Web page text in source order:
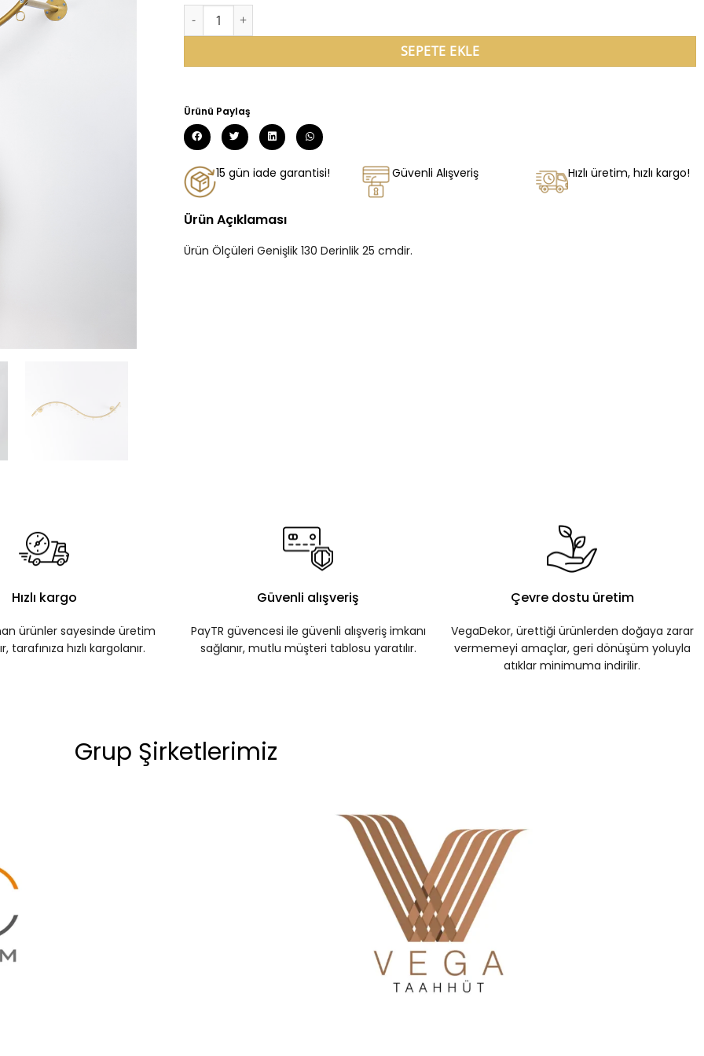
SEPETE EKLE
Ürünü Paylaş
15 gün iade garantisi! Güvenli Alışveriş Hızlı üretim, hızlı kargo!
Ürün Açıklaması
Ürün Ölçüleri Genişlik 130 Derinlik 25 cmdir.
Hızlı kargo
ürünler sayesinde üretim
tarafınıza hızlı kargolanır.
Güvenli alışveriş
PayTR güvencesi ile güvenli alışveriş imkanı
sağlanır, mutlu müşteri tablosu yaratılır.
Çevre dostu üretim
VegaDekor, ürettiği ürünlerden doğaya zarar
vermemeyi amaçlar, geri dönüşüm yoluyla
atıklar minimuma indirilir.
Grup Şirketlerimiz